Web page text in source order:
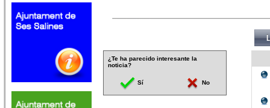
¿Te ha parecido interesante la
noticia?
Sí No